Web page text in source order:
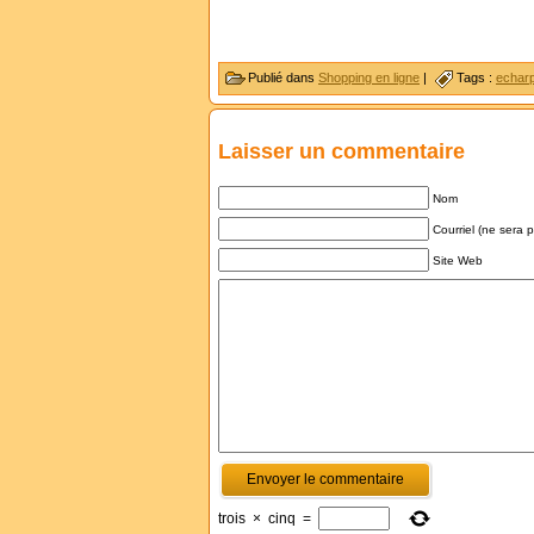
Publié dans Shopping en ligne Tags :
Laisser un commentaire
Nom
Courriel (ne sera
Site Web
trois × cinq =